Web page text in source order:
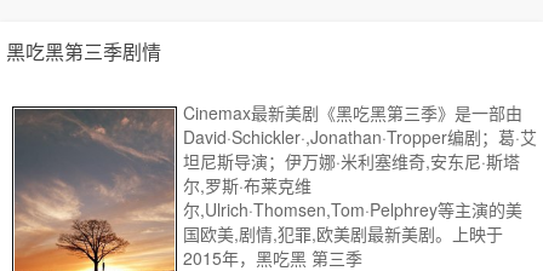
黑吃黑第三季剧情
Cinemax最新美剧《黑吃黑第三季》是一部由
David·Schickler·,Jonathan·Tropper编剧；葛·艾
坦尼斯导演；伊万娜·米利塞维奇,安东尼·斯塔
尔,罗斯·布莱克维
尔,Ulrich·Thomsen,Tom·Pelphrey等主演的美
国欧美,剧情,犯罪,欧美剧最新美剧。上映于
2015年，黑吃黑 第三季